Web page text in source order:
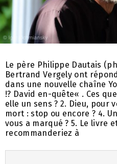
Le père Philippe Dautais
Bertrand Vergely ont
dans une nouvelle chaîne
!? David en-quête« . Ces
elle un sens ? 2. Dieu, pour
mort : stop ou encore ? 4.
vous a marqué ? 5. Le livre
recommanderiez à